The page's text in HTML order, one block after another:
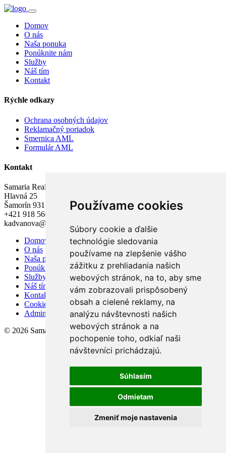
Používame cookies
Súbory cookie a ďalšie
technológie sledovania
používame na zlepšenie vášho
zážitku z prehliadania našich
webových stránok, na to, aby sme
vám zobrazovali prispôsobený
obsah a cielené reklamy, na
analýzu návštevnosti našich
webových stránok a na
pochopenie toho, odkiaľ naši
návštevníci prichádzajú.
Súhlasím
Odmietam
Zmeniť moje nastavenia
Domov
O nás
Naša ponuka
Ponúknite nám
Služby
Náš tím
Kontakt
Rýchle odkazy
Ochrana osobných údajov
Reklamačný poriadok
Smernica AML
Formulár AML
Kontakt
Samaria Real s.r.o.
Hlavná 25
Šamorín 931 01
+421 918 560 705
kadvanova@samariareal.sk
Domov
O nás
Naša ponuka
Ponúknite nám
Služby
Náš tím
Kontakt
Cookies
Admin
© 2026 Samaria Real s.r.o.